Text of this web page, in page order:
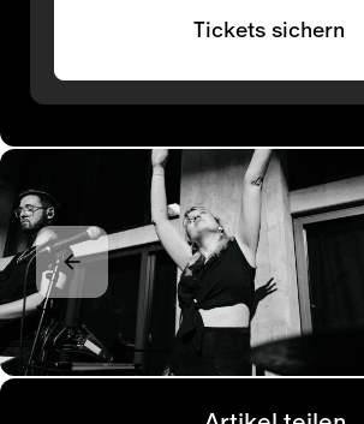
Tickets sichern